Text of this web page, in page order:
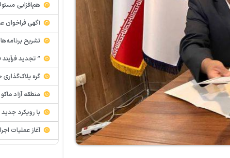
هم‌افزایی
آگهی
تشریح برنامه‌ها و پروژه‌های
” تجدید فرآيند فراخوان عمومی
گره
منطقه آزاد
با رویکرد جدید
آغاز عملیات